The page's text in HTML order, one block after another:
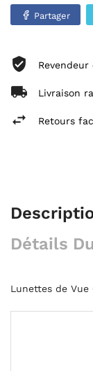
Partager
Livraison
Retours
Détails
Lunettes de Vue